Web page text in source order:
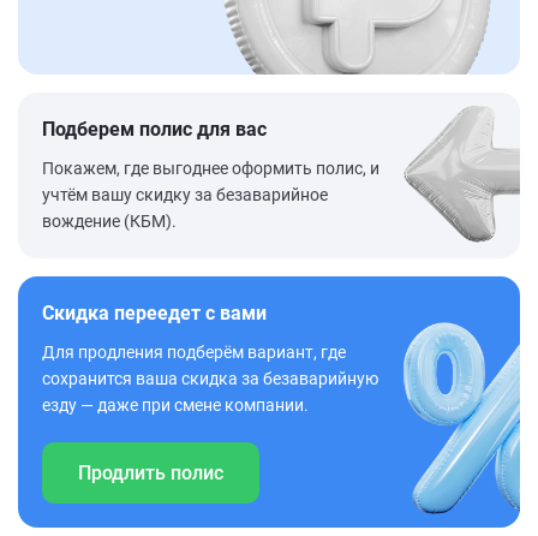
Подберем полис для вас
Покажем, где выгоднее оформить полис, и
учтём вашу скидку за безаварийное
вождение (КБМ).
Скидка переедет с вами
Для продления подберём вариант, где
сохранится ваша скидка за безаварийную
езду — даже при смене компании.
Продлить полис